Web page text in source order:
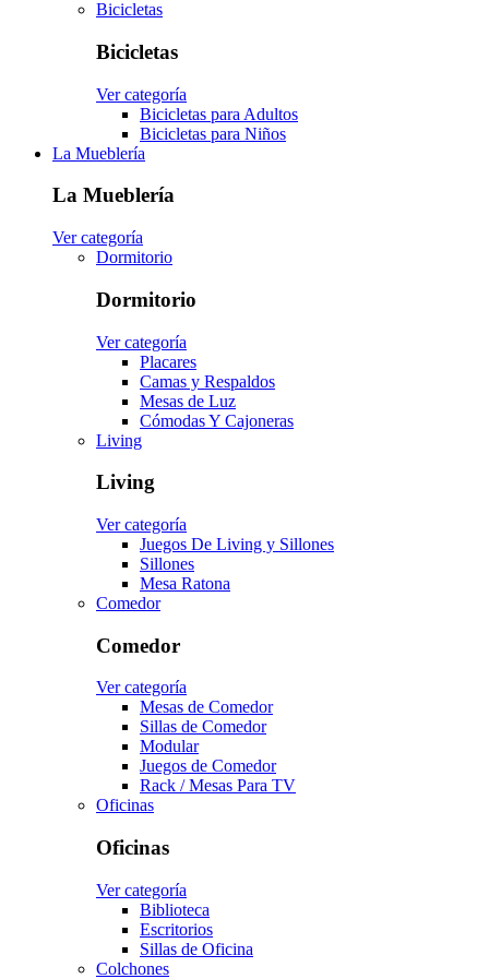
Bicicletas
Bicicletas
Ver categoría
Bicicletas para Adultos
Bicicletas para Niños
La Mueblería
La Mueblería
Ver categoría
Dormitorio
Dormitorio
Ver categoría
Placares
Camas y Respaldos
Mesas de Luz
Cómodas Y Cajoneras
Living
Living
Ver categoría
Juegos De Living y Sillones
Sillones
Mesa Ratona
Comedor
Comedor
Ver categoría
Mesas de Comedor
Sillas de Comedor
Modular
Juegos de Comedor
Rack / Mesas Para TV
Oficinas
Oficinas
Ver categoría
Biblioteca
Escritorios
Sillas de Oficina
Colchones